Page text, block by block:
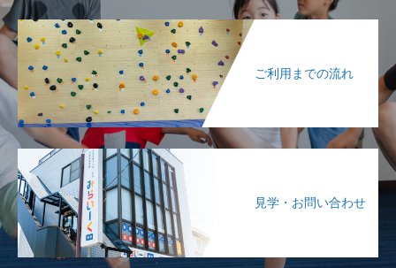
ご利用までの流れ
見学・お問い合わせ